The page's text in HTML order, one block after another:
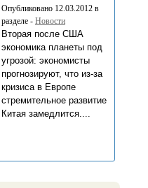
Опубликовано 12.03.2012 в
разделе - Новости
Вторая после США
экономика планеты под
угрозой: экономисты
прогнозируют, что из-за
кризиса в Европе
стремительное развитие
Китая замедлится....